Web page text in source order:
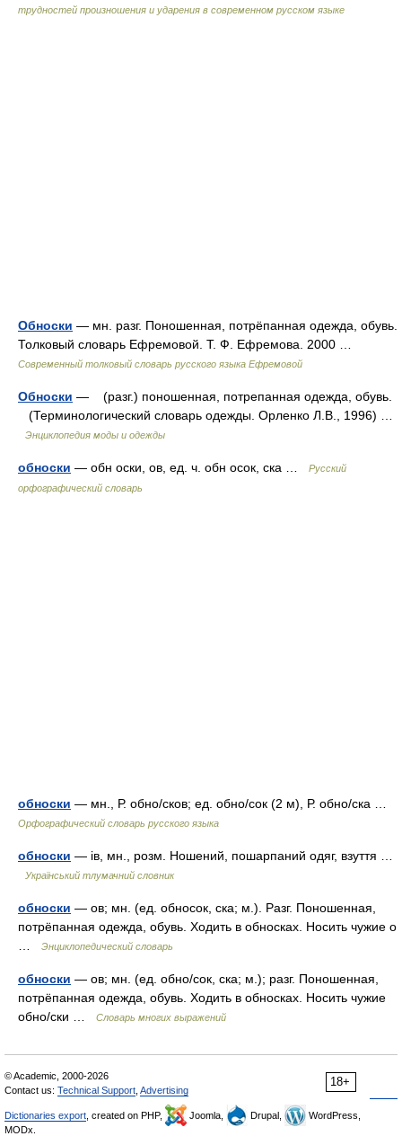
трудностей произношения и ударения в современном русском языке
Обноски — мн. разг. Поношенная, потрёпанная одежда, обувь.
Толковый словарь Ефремовой. Т. Ф. Ефремова. 2000 …
Современный толковый словарь русского языка Ефремовой
Обноски — (разг.) поношенная, потрепанная одежда, обувь.
(Терминологический словарь одежды. Орленко Л.В., 1996) …
Энциклопедия моды и одежды
обноски — обн оски, ов, ед. ч. обн осок, ска …
Русский
орфографический словарь
обноски — мн., Р. обно/сков; ед. обно/сок (2 м), Р. обно/ска …
Орфографический словарь русского языка
обноски — ів, мн., розм. Ношений, пошарпаний одяг, взуття …
Український тлумачний словник
обноски — ов; мн. (ед. обносок, ска; м.). Разг. Поношенная,
потрёпанная одежда, обувь. Ходить в обносках. Носить чужие о
Энциклопедический словарь
обноски — ов; мн. (ед. обно/сок, ска; м.); разг. Поношенная,
потрёпанная одежда, обувь. Ходить в обносках. Носить чужие
обно/ски …
Словарь многих выражений
18+
© Academic, 2000-2026
Contact us: Technical Support Advertising
Dictionaries export , created on PHP, Joomla, Drupal,
WordPress,
MODx.